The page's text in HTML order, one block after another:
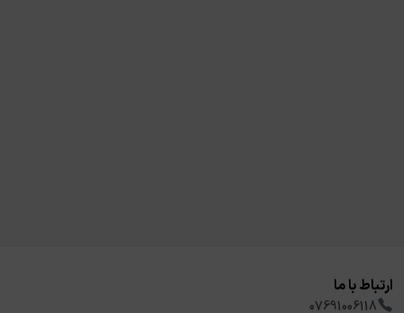
ارتباط با ما
07691006118